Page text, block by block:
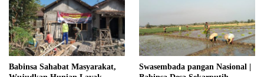
Babinsa Sahabat Masyarakat,
Swasembada pangan Nasional |